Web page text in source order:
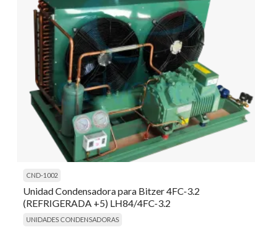
CND-1002
Unidad Condensadora para Bitzer 4FC-3.2
(REFRIGERADA +5) LH84/4FC-3.2
UNIDADES CONDENSADORAS